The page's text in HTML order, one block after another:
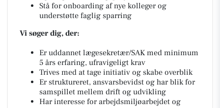
Stå for onboarding af nye kolleger og
understøtte faglig sparring
Vi søger dig, der:
Er uddannet lægesekretær/SAK med minimum
5 års erfaring, ufravigeligt krav
Trives med at tage initiativ og skabe overblik
Er struktureret, ansvarsbevidst og har blik for
samspillet mellem drift og udvikling
Har interesse for arbejdsmiljøarbejdet og